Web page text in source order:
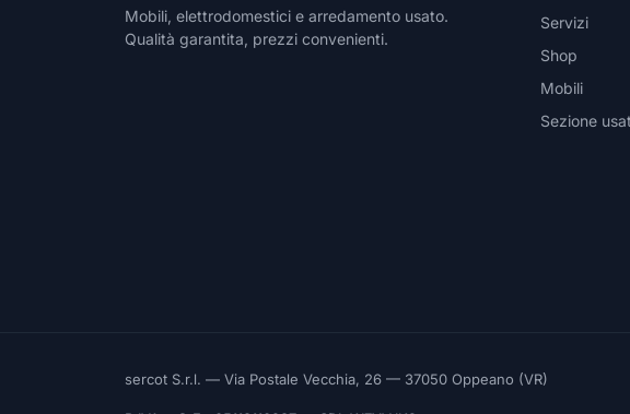
Mobili, elettrodomestici e arredamento usato.
Qualità garantita, prezzi convenienti.
Servizi
Shop
Mobili
Sezione
sercot S.r.l. — Via Postale Vecchia, 26 — 37050 Oppeano (VR)